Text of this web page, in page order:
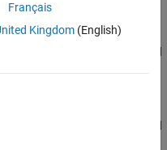
for object detection, pixels for
for object detection, pixels for
video or image sequence.
Français
Kingdom(English)